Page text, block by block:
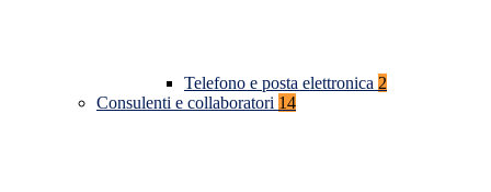
Telefono e posta elettronica 2
Consulenti e collaboratori 14